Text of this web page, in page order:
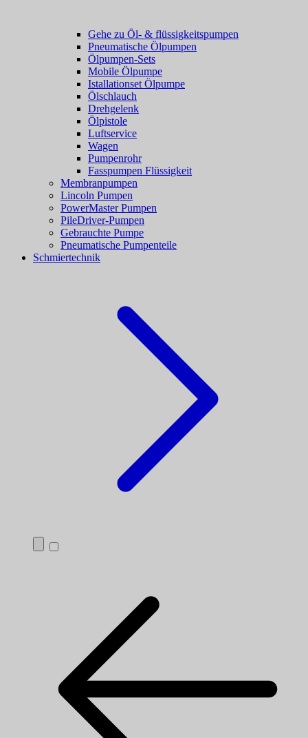
Gehe zu Öl- & flüssigkeitspumpen
Pneumatische Ölpumpen
Ölpumpen-Sets
Mobile Ölpumpe
Istallationset Ölpumpe
Ölschlauch
Drehgelenk
Ölpistole
Luftservice
Wagen
Pumpenrohr
Fasspumpen Flüssigkeit
Membranpumpen
Lincoln Pumpen
PowerMaster Pumpen
PileDriver-Pumpen
Gebrauchte Pumpe
Pneumatische Pumpenteile
Schmiertechnik